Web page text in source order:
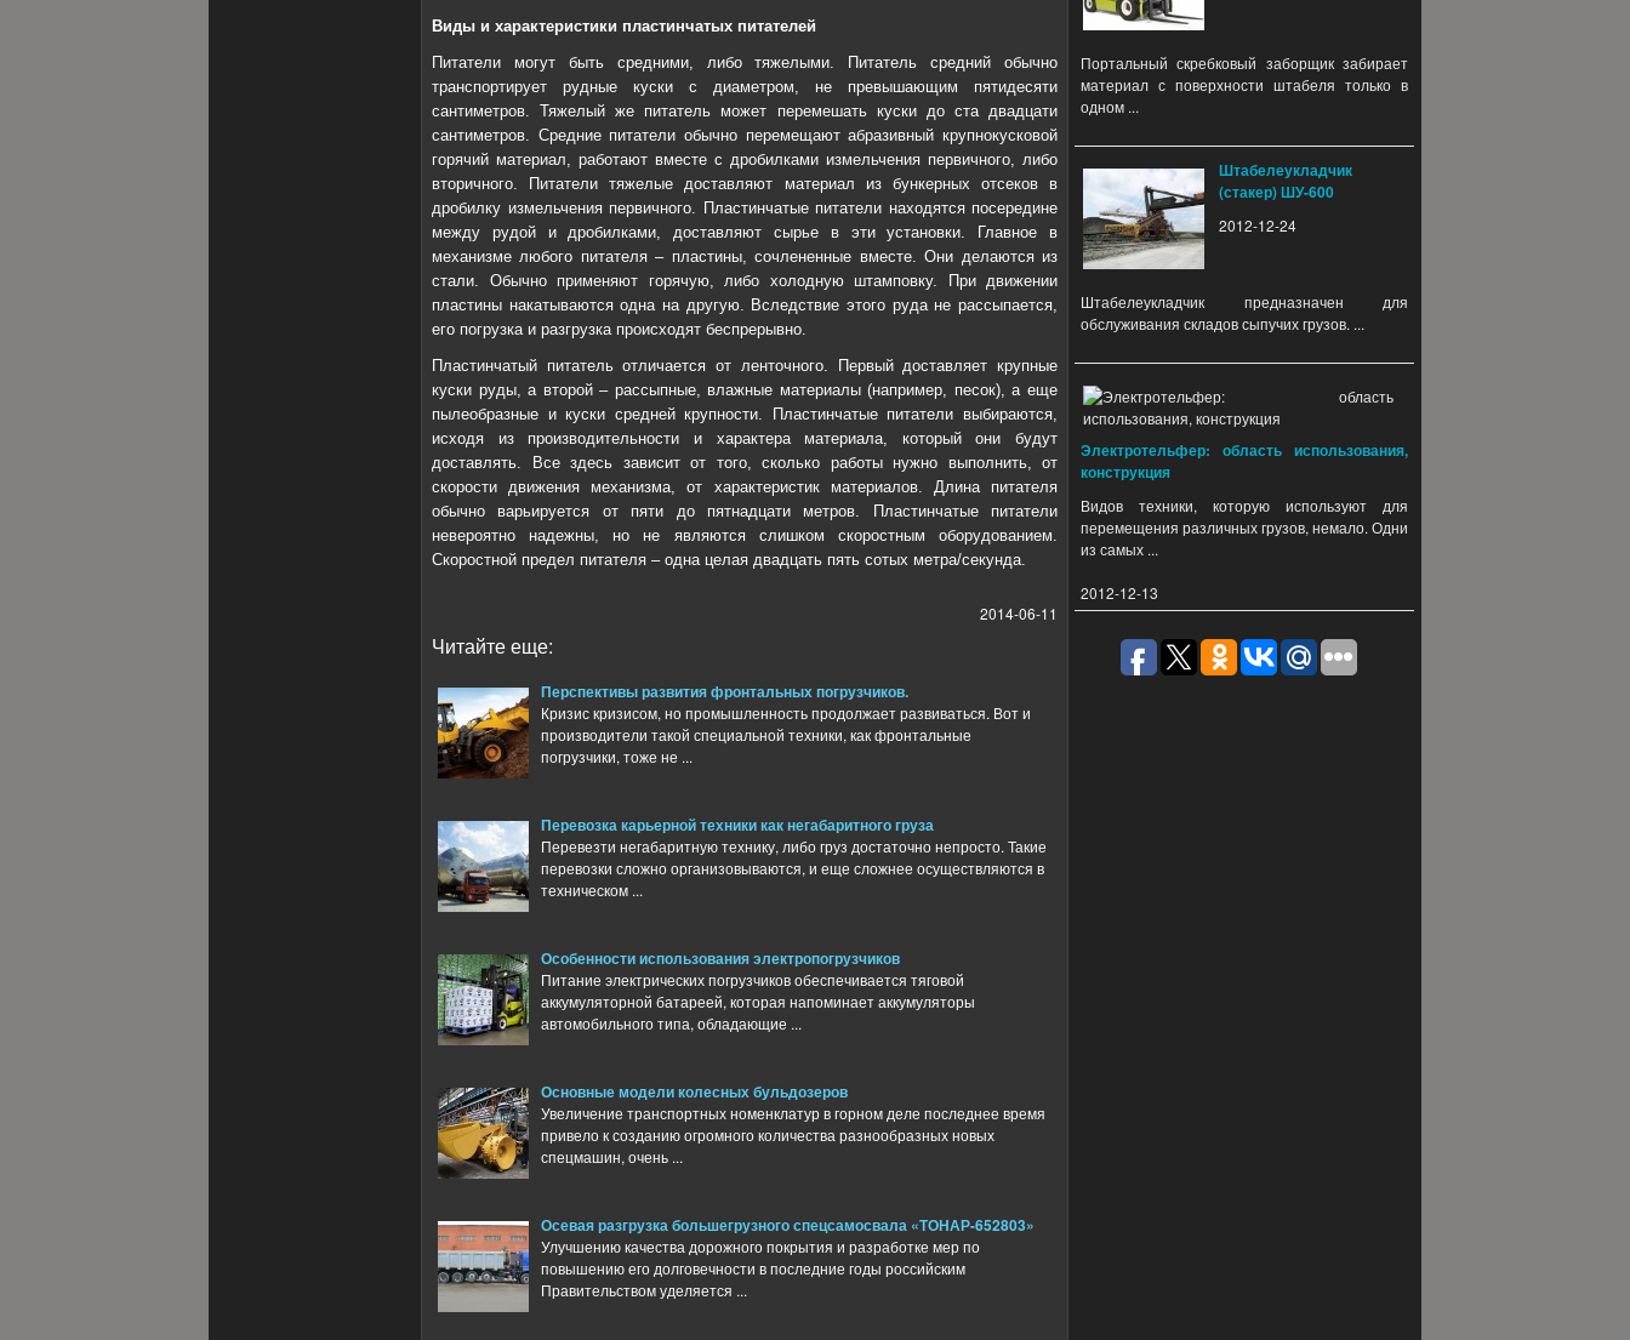
Виды и характеристики пластинчатых питателей
Питатели могут быть средними, либо тяжелыми. Питатель средний обычно
транспортирует рудные куски с диаметром, не превышающим пятидесяти
сантиметров. Тяжелый же питатель может перемешать куски до ста двадцати
сантиметров. Средние питатели обычно перемещают абразивный крупнокусковой
горячий материал, работают вместе с дробилками измельчения первичного, либо
вторичного. Питатели тяжелые доставляют материал из бункерных отсеков в
дробилку измельчения первичного. Пластинчатые питатели находятся посередине
между рудой и дробилками, доставляют сырье в эти установки. Главное в
механизме любого питателя – пластины, сочлененные вместе. Они делаются из
стали. Обычно применяют горячую, либо холодную штамповку. При движении
пластины накатываются одна на другую. Вследствие этого руда не рассыпается,
его погрузка и разгрузка происходят беспрерывно.
Пластинчатый питатель отличается от ленточного. Первый доставляет крупные
куски руды, а второй – рассыпные, влажные материалы (например, песок), а еще
пылеобразные и куски средней крупности. Пластинчатые питатели выбираются,
исходя из производительности и характера материала, который они будут
доставлять. Все здесь зависит от того, сколько работы нужно выполнить, от
скорости движения механизма, от характеристик материалов. Длина питателя
обычно варьируется от пяти до пятнадцати метров. Пластинчатые питатели
невероятно надежны, но не являются слишком скоростным оборудованием.
Скоростной предел питателя – одна целая двадцать пять сотых метра/секунда.
2014-06-11
Читайте еще:
Перспективы развития фронтальных погрузчиков.
Кризис кризисом, но промышленность продолжает развиваться. Вот и
производители такой специальной техники, как фронтальные
погрузчики, тоже не ...
Перевозка карьерной техники как негабаритного груза
Перевезти негабаритную технику, либо груз достаточно непросто. Такие
перевозки сложно организовываются, и еще сложнее осуществляются в
техническом ...
Особенности использования электропогрузчиков
Питание электрических погрузчиков обеспечивается тяговой
аккумуляторной батареей, которая напоминает аккумуляторы
автомобильного типа, обладающие ...
Основные модели колесных бульдозеров
Увеличение транспортных номенклатур в горном деле последнее время
привело к созданию огромного количества разнообразных новых
спецмашин, очень ...
Осевая разгрузка большегрузного спецсамосвала «ТОНАР-652803»
Улучшению качества дорожного покрытия и разработке мер по
повышению его долговечности в последние годы российским
Правительством уделяется ...
Портальный скребковый заборщик забирает
материал с поверхности штабеля только в
одном ...
Штабелеукладчик
(стакер) ШУ-600
Штабелеукладчик предназначен для
обслуживания складов сыпучих грузов. ...
2012-12-24
Электротельфер: область использования,
конструкция
Видов техники, которую используют для
перемещения различных грузов, немало. Одни
из самых ...
2012-12-13